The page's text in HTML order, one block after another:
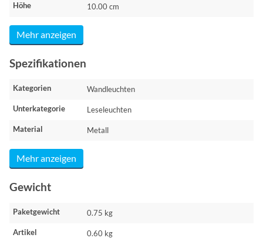
Höhe 10.00 cm
Mehr anzeigen
Spezifikationen
Kategorien Wandleuchten
Unterkategorie Leseleuchten
Material Metall
Mehr anzeigen
Gewicht
Paketgewicht 0.75 kg
Artikel 0.60 kg